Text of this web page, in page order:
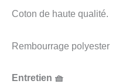
Coton de haute qualité.
Rembourrage polyester
Entretien 🧺